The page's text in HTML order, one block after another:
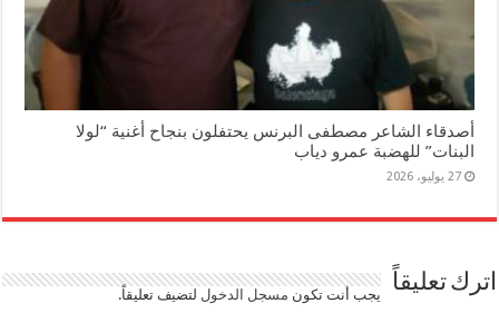
أصدقاء الشاعر مصطفى البرنس يحتفلون بنجاح أغنية “لولا
البنات” للهضبة عمرو دياب
27 يوليو، 2026
اترك تعليقاً يجب أنت تكون مسجل الدخول لتضيف تعليقاً.